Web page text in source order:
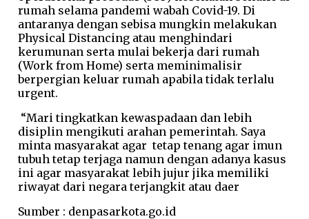
rumah selama pandemi wabah Covid-19. Di
antaranya dengan sebisa mungkin melakukan
Physical Distancing atau menghindari
kerumunan serta mulai bekerja dari rumah
(Work from Home) serta meminimalisir
berpergian keluar rumah apabila tidak terlalu
urgent.
“Mari tingkatkan kewaspadaan dan lebih
disiplin mengikuti arahan pemerintah. Saya
minta masyarakat agar tetap tenang agar imun
tubuh tetap terjaga namun dengan adanya kasus
ini agar masyarakat lebih jujur jika memiliki
riwayat dari negara terjangkit atau daer
Sumber : denpasarkota.go.id